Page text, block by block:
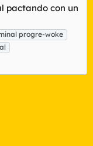
pactando con un
progre-woke